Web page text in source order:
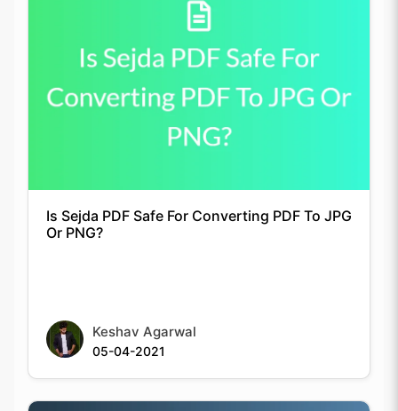
Is Sejda PDF Safe For Converting PDF To JPG
Or PNG?
Keshav Agarwal
05-04-2021